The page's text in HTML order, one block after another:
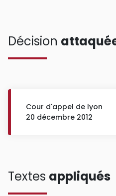
Décision
Cour d'appel de lyon
20 décembre 2012
Textes appliqués